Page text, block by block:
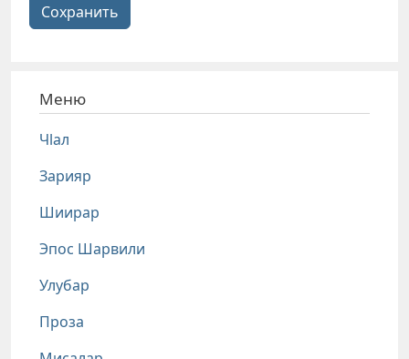
Сохранить
Меню
Чlал
Зарияр
Шиирар
Эпос Шарвили
Улубар
Проза